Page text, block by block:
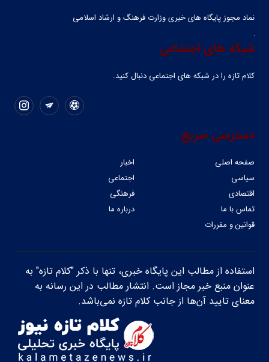
نماد مجوز پایگاه های خبری وزارت فرهنگ و ارشاد اسلامی
شبکه های اجتماعی
کلام تازه را در شبکه ‌های اجتماعی دنبال کنید.
دسترسی سریع
صفحه اصلی
اخبار
سیاسی
اجتماعی
اقتصادی
فرهنگی
تماس با ما
درباره ما
قوانین و مقررات
استفاده از مطالب این پایگاه خبری، تنها با ذکر "کلام تازه" به
عنوان منبع خبر مجاز است. انتشار مطالب در این رسانه به
معنای تایید آن‌ها از جانب کلام تازه نمی‌باشد.